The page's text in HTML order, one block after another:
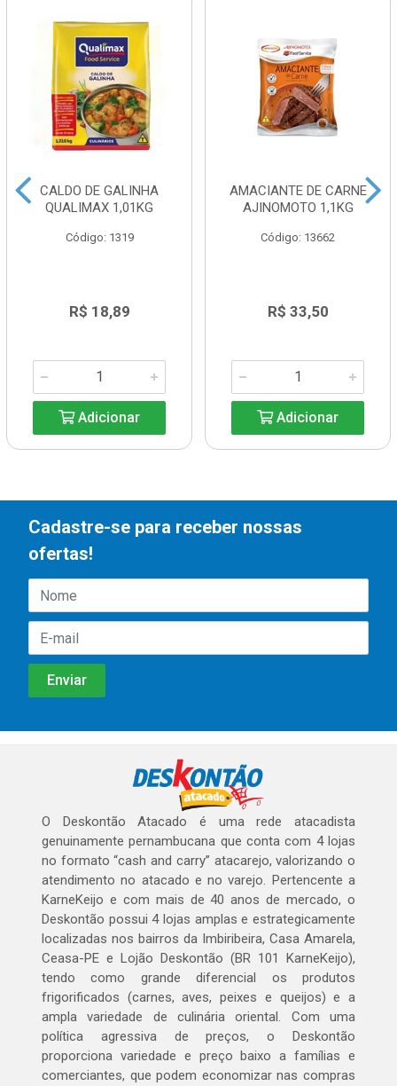
CALDO DE GALINHA
QUALIMAX 1,01KG
Código: 1319
R$ 18,89
Adicionar
AMACIANTE DE CARNE
AJINOMOTO 1,1KG
Código: 13662
R$ 33,50
Adicionar
Cadastre-se para receber nossas
ofertas!
O Deskontão Atacado é uma rede atacadista
genuinamente pernambucana que conta com 4 lojas
no formato “cash and carry” atacarejo, valorizando o
atendimento no atacado e no varejo. Pertencente a
KarneKeijo e com mais de 40 anos de mercado, o
Deskontão possui 4 lojas amplas e estrategicamente
localizadas nos bairros da Imbiribeira, Casa Amarela,
Ceasa-PE e Lojão Deskontão (BR 101 KarneKeijo),
tendo como grande diferencial os produtos
frigorificados (carnes, aves, peixes e queijos) e a
ampla variedade de culinária oriental. Com uma
política agressiva de preços, o Deskontão
proporciona variedade e preço baixo a famílias e
comerciantes, que podem economizar nas compras